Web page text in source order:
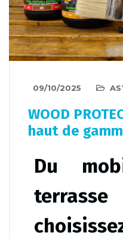
09/10/2025
WOOD
haut de
Du